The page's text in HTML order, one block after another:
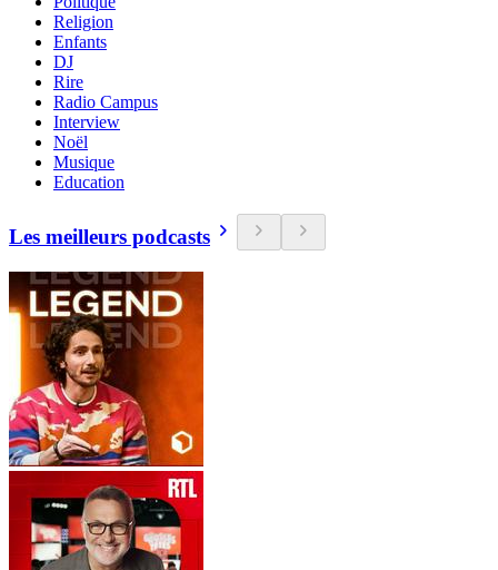
Religion
Enfants
DJ
Rire
Radio Campus
Interview
Noël
Musique
Education
Les meilleurs podcasts